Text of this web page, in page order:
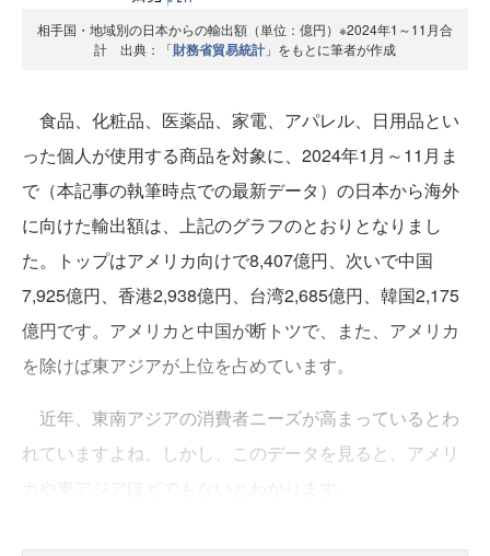
相手国・地域別の日本からの輸出額（単位：億円）※2024年1～11月合
計 出典：「財務省貿易統計 」をもとに筆者が作成
食品、化粧品、医薬品、家電、アパレル、日用品とい
った個人が使用する商品を対象に、2024年1月～11月ま
で（本記事の執筆時点での最新データ）の日本から海外
に向けた輸出額は、上記のグラフのとおりとなりまし
た。トップはアメリカ向けで8,407億円、次いで中国
7,925億円、香港2,938億円、台湾2,685億円、韓国2,175
億円です。アメリカと中国が断トツで、また、アメリカ
を除けば東アジアが上位を占めています。
近年、東南アジアの消費者ニーズが高まっているとわ
れていますよね。しかし、このデータを見ると、アメリ